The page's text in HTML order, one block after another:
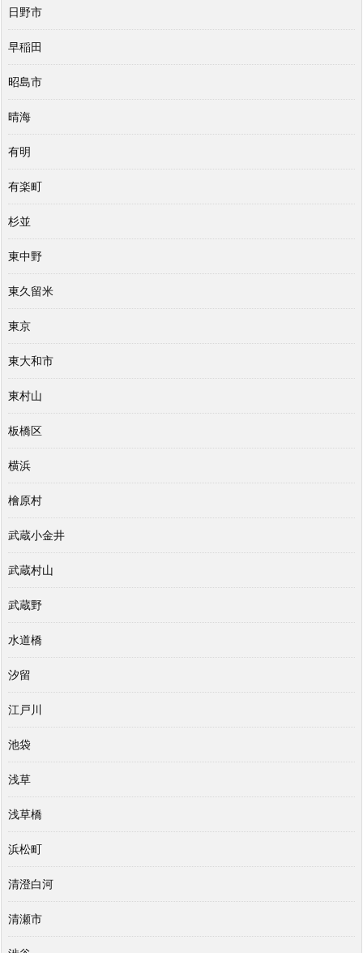
日野市
早稲田
昭島市
晴海
有明
有楽町
杉並
東中野
東久留米
東京
東大和市
東村山
板橋区
横浜
檜原村
武蔵小金井
武蔵村山
武蔵野
水道橋
汐留
江戸川
池袋
浅草
浅草橋
浜松町
清澄白河
清瀬市